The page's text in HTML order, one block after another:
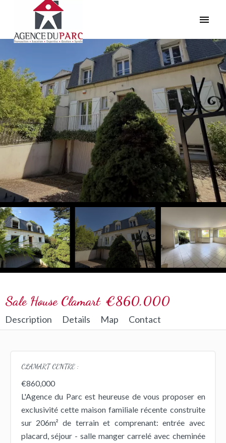
Sale House Clamart €860,000
Description Details Map Contact
CLAMART CENTRE :
€860,000
L'Agence du Parc est heureuse de vous proposer en
exclusivité cette maison familiale récente construite
sur 206m² de terrain et comprenant: entrée avec
placard, séjour - salle manger carrelé avec cheminée